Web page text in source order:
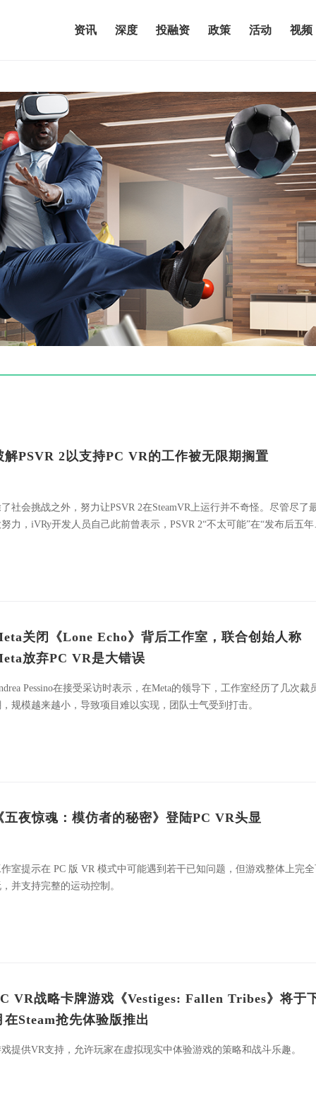
资讯 深度 投融资 政策 活动 视频
解PSVR 2以支持PC VR的工作被无限期搁置
社会挑战之外，努力让PSVR 2在SteamVR上运行并不奇怪。尽管尽了
力，iVRy开发人员自己此前曾表示，PSVR 2“不太可能”在“发布后五年
关闭《Lone Echo》背后工作室，联合创始人称
放弃PC VR是大错误
Pessino在接受采访时表示，在Meta的领导下，工作室经历了几次裁
规模越来越小，导致项目难以实现，团队士气受到打击。
五夜惊魂：模仿者的秘密》登陆PC VR头显
室提示在 PC 版 VR 模式中可能遇到若干已知问题，但游戏整体上完
并支持完整的运动控制。
VR战略卡牌游戏《Vestiges: Fallen Tribes》将于
在Steam抢先体验版推出
提供VR支持，允许玩家在虚拟现实中体验游戏的策略和战斗乐趣。